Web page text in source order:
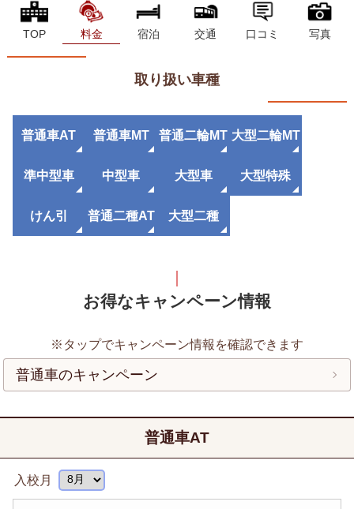
TOP 料金 宿泊 交通 口コミ 写真
取り扱い車種
普通車AT 普通車MT 普通二輪MT 大型二輪MT
準中型車 中型車 大型車 大型特殊
けん引 普通二種AT 大型二種
お得なキャンペーン情報
※タップでキャンペーン情報を確認できます
普通車のキャンペーン
普通車AT
入校月